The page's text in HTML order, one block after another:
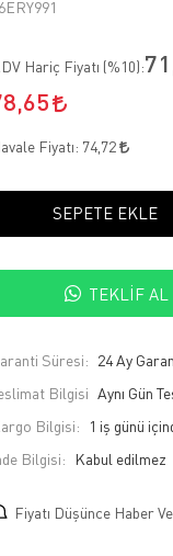
Hariç Fiyatı (%10):
Fiyatı: 74,72
SEPETE EKLE
TEKLIF AL
Süresi: 24 Ay
Bilgisi Aynı Gün
Bilgisi:
1 iş günü
Bilgisi:
Fiyatı Düşünce Haber